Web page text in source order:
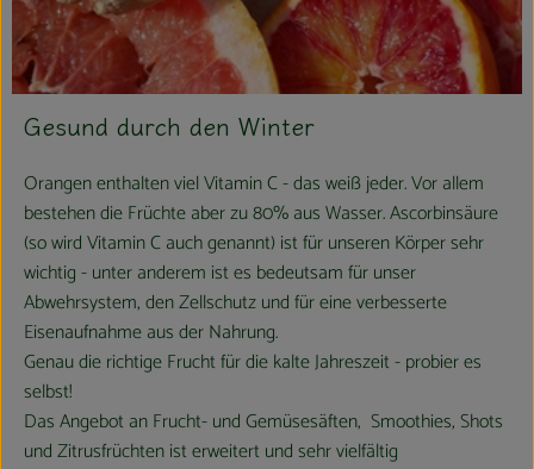
Über uns
Aktuelles
Veranstaltungen
Gesund durch den Winter
Orangen enthalten viel Vitamin C - das weiß jeder. Vor allem
bestehen die Früchte aber zu 80% aus Wasser. Ascorbinsäure
(so wird Vitamin C auch genannt) ist für unseren Körper sehr
wichtig - unter anderem ist es bedeutsam für unser
Abwehrsystem, den Zellschutz und für eine verbesserte
Eisenaufnahme aus der Nahrung.
Genau die richtige Frucht für die kalte Jahreszeit - probier es
selbst!
Das Angebot an Frucht- und Gemüsesäften, Smoothies, Shots
und Zitrusfrüchten ist erweitert und sehr vielfältig